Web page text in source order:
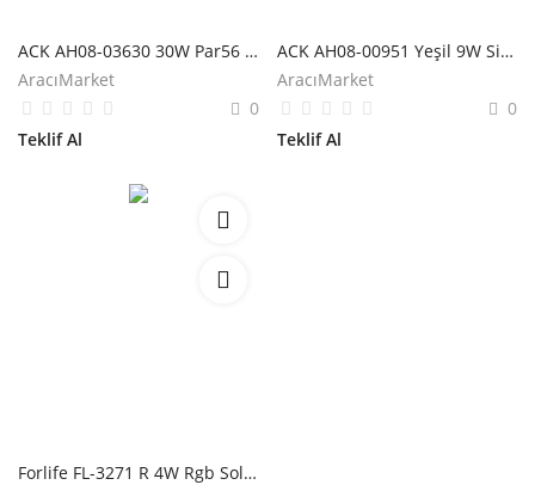
ACK AH08-03630 30W Par56 6500K Slim Led Havuz Armatürü
AracıMarket
0
Teklif Al
ACK AH08-00951 Yeşil 9W Siyah Kasa Led Havuz Armatürü
AracıMarket
0
Teklif Al
Forlife FL-3271 R 4W Rgb Solar Havuz Armatürü